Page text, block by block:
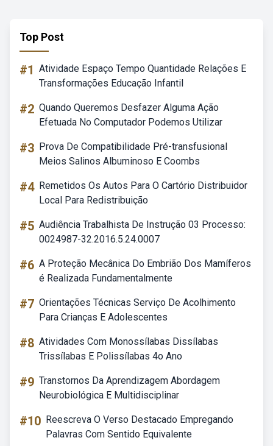
Top Post
#1 Atividade Espaço Tempo Quantidade Relações E
Transformações Educação Infantil
#2 Quando Queremos Desfazer Alguma Ação
Efetuada No Computador Podemos Utilizar
#3 Prova De Compatibilidade Pré-transfusional
Meios Salinos Albuminoso E Coombs
#4 Remetidos Os Autos Para O Cartório Distribuidor
Local Para Redistribuição
#5 Audiência Trabalhista De Instrução 03 Processo:
0024987-32.2016.5.24.0007
#6 A Proteção Mecânica Do Embrião Dos Mamíferos
é Realizada Fundamentalmente
#7 Orientações Técnicas Serviço De Acolhimento
Para Crianças E Adolescentes
#8 Atividades Com Monossílabas Dissílabas
Trissílabas E Polissílabas 4o Ano
#9 Transtornos Da Aprendizagem Abordagem
Neurobiológica E Multidisciplinar
#10 Reescreva O Verso Destacado Empregando
Palavras Com Sentido Equivalente